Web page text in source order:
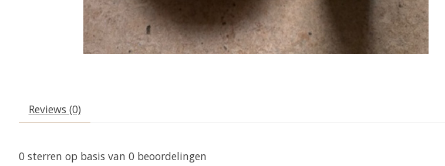
Reviews (0)
0 sterren op basis van 0 beoordelingen